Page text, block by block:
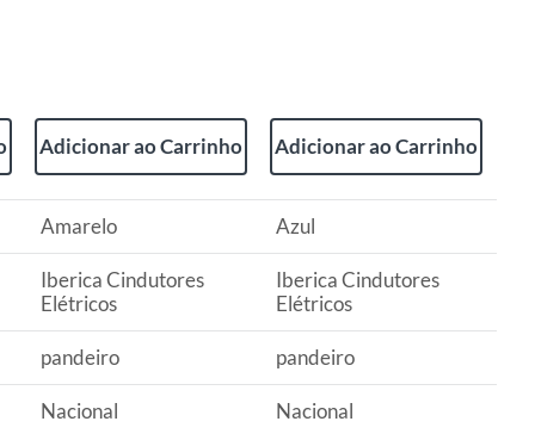
Adicionar ao Carrinho Adicionar ao Carrinho
Amarelo Azul
Iberica Cindutores
Elétricos
Iberica Cindutores
Elétricos
pandeiro pandeiro
Nacional Nacional